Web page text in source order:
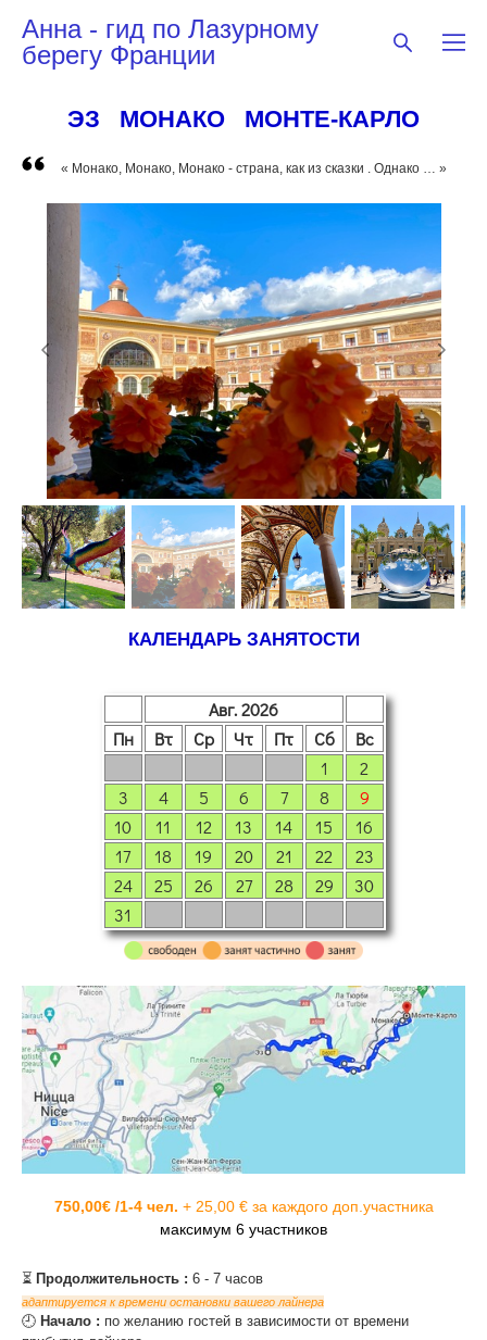
Анна - гид по Лазурному
берегу Франции
ЭЗ МОНАКО МОНТЕ-КАРЛО
« Монако, Монако, Монако - страна, как из сказки . Однако … »
КАЛЕНДАРЬ ЗАНЯТОСТИ
Авг. 2026
Пн
Вт Ср Чт Пт Сб
Вс
1
2
3
4 5 6 7 8
9
10
11 12 13 14 15
16
17
18 19 20 21 22
23
24
25 26 27 28 29
30
31
750,00€ /1-4 чел. + 25,00 € за каждого доп.участника
максимум 6 участников
⏳ Продолжительность : 6 - 7 часов
адаптируется к времени остановки вашего лайнера
‌🕘 Начало : по желанию гостей в зависимости от времени